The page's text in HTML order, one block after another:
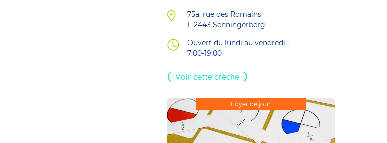
75a, rue des Romains
L-2443 Senningerberg
Ouvert du lundi au vendredi :
7:00-19:00
Voir cette crèche
Foyer de jour